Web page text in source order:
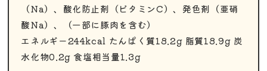
（Na）、酸化防止剤（ビタミンC）、発色剤（亜硝
酸Na）、（一部に豚肉を含む）
エネルギー244kcal たんぱく質18.2g 脂質18.9g 炭
水化物0.2g 食塩相当量1.3g